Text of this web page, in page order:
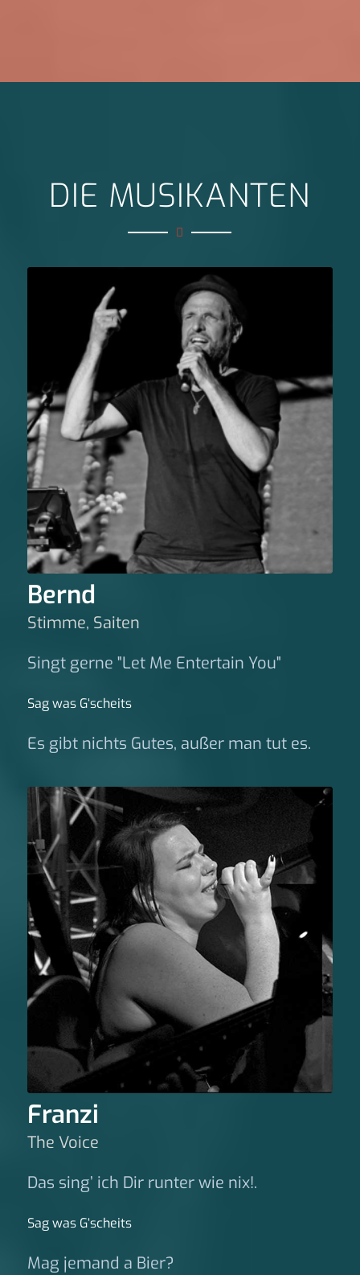
DIE MUSIKANTEN
Bernd
Stimme, Saiten
Singt gerne "Let Me Entertain You"
Sag was G‘scheits
Es gibt nichts Gutes, außer man tut es.
Franzi
The Voice
Das sing’ ich Dir runter wie nix!.
Sag was G‘scheits
Mag jemand a Bier?